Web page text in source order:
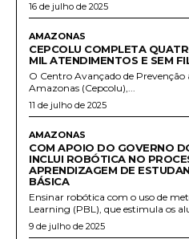
16 de julho de 2025
AMAZONAS
CEPCOLU COMPLETA
MIL ATENDIMENTOS E SEM
O Centro Avançado de Prevenção
Amazonas (Cepcolu),...
11 de julho de 2025
AMAZONAS
COM APOIO DO GOVERNO
INCLUI ROBÓTICA NO
APRENDIZAGEM DE
BÁSICA
Ensinar robótica com o uso de
Learning (PBL), que estimula os
9 de julho de 2025